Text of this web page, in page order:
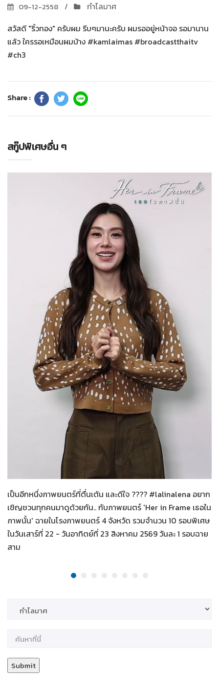
09-12-2558
กำไลมาศ
สวัสดี "ริ้วทอง" ครับผม รีบๆมานะครับ ผมรออยู่หน้าจอ รอมานาน
แล้ว ใครรอเหมือนผมบ้าง #kamlaimas #broadcastthaitv
#ch3
Share :
สกู๊ปพิเศษอื่น ๆ
06-08-2569
Her in Frame เธอในภาพนั้น
เป็นอีกหนึ่งภาพยนตร์ที่ตื่นเต้น และดีใจ ???? #lalinalena อยาก
เชิญชวนทุกคนมาดูด้วยกัน.. กับภาพยนตร์ 'Her in Frame เธอใน
ภาพนั้น' ฉายในโรงภาพยนตร์ 4 จังหวัด รวมจำนวน 10 รอบพิเศษ
ในวันเสาร์ที่ 22 - วันอาทิตย์ที่ 23 สิงหาคม 2569 วันละ 1 รอบฉาย
สาม